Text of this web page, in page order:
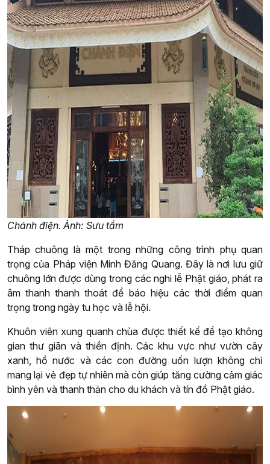
Chánh điện. Ảnh: Sưu tầm
Tháp chuông là một trong những công trình phụ quan
trọng của Pháp viện Minh Đăng Quang. Đây là nơi lưu giữ
chuông lớn được dùng trong các nghi lễ Phật giáo, phát ra
âm thanh thanh thoát để báo hiệu các thời điểm quan
trọng trong ngày tu học và lễ hội.
Khuôn viên xung quanh chùa được thiết kế để tạo không
gian thư giãn và thiền định. Các khu vực như vườn cây
xanh, hồ nước và các con đường uốn lượn không chỉ
mang lại vẻ đẹp tự nhiên mà còn giúp tăng cường cảm giác
bình yên và thanh thản cho du khách và tín đồ Phật giáo.